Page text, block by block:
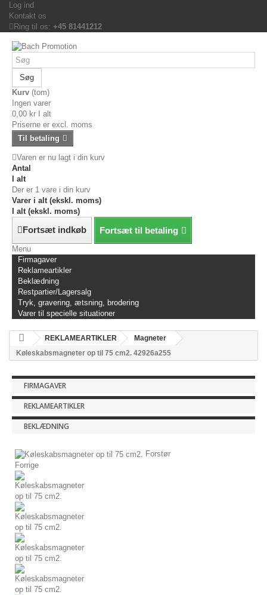
Log ind
Kontakt os
Ring til os: +45 81441212
Søg
Kurv (tom)
Ingen varer
0,00 kr
I alt
Priserne er excl. moms
Til betaling
Varen er nu lagt i din kurv
Antal
I alt
Der er 1 vare i din kurv
Varer i alt (ekskl. moms)
I alt (ekskl. moms)
Fortsæt indkøb Fortsæt til betaling
Menu
Firmagaver
Reklameartikler
Beklædning
Restpartier/Lagersalg
Tryk, gravering, ætsning, brodering
Varer til specielle situationer
REKLAMEARTIKLER
Magneter
Køleskabsmagneter op til 75 cm2. 42926a255
FIRMAGAVER
REKLAMEARTIKLER
BEKLÆDNING
Forstør
Forrige